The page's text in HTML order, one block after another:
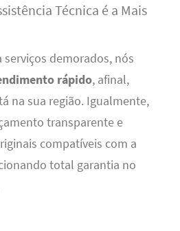
Técnica é a Mais
demorados, nós
rápido, afinal,
na sua região. Igualmente,
transparente e
compatíveis com a
total garantia no